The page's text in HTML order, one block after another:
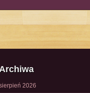
2026